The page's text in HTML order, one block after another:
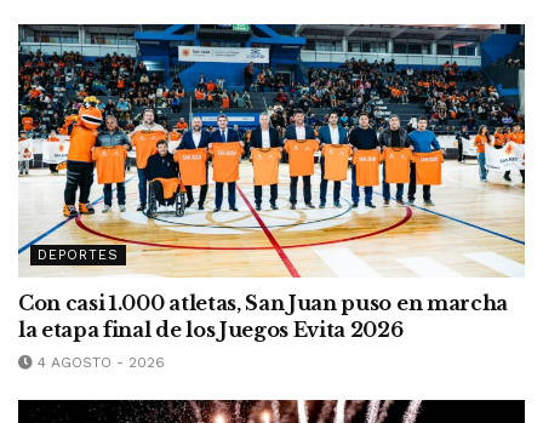
DEPORTES
Con casi 1.000 atletas, San Juan puso en marcha
la etapa final de los Juegos Evita 2026
4 AGOSTO - 2026